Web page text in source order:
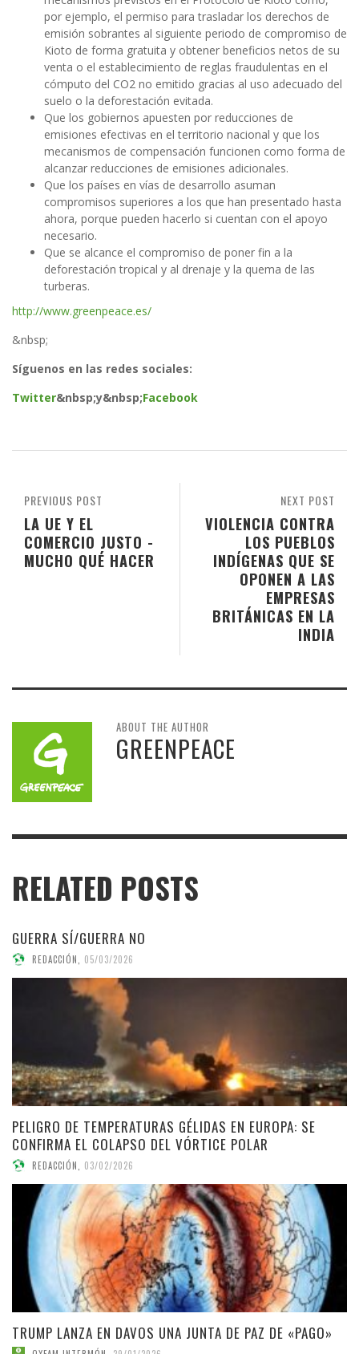
por ejemplo, el permiso para trasladar los derechos de
emisión sobrantes al siguiente periodo de compromiso de
Kioto de forma gratuita y obtener beneficios netos de su
venta o el establecimiento de reglas fraudulentas en el
cómputo del CO2 no emitido gracias al uso adecuado del
suelo o la deforestación evitada.
Que los gobiernos apuesten por reducciones de
emisiones efectivas en el territorio nacional y que los
mecanismos de compensación funcionen como forma de
alcanzar reducciones de emisiones adicionales.
Que los países en vías de desarrollo asuman
compromisos superiores a los que han presentado hasta
ahora, porque pueden hacerlo si cuentan con el apoyo
necesario.
Que se alcance el compromiso de poner fin a la
deforestación tropical y al drenaje y la quema de las
turberas.
http://www.greenpeace.es/
&nbsp;
Síguenos en las redes sociales:
Twitter&nbsp;y&nbsp;Facebook
NEXT POST
VIOLENCIA CONTRA
LOS PUEBLOS
INDÍGENAS QUE SE
OPONEN A LAS
EMPRESAS
BRITÁNICAS EN LA
INDIA
PREVIOUS POST
LA UE Y EL
COMERCIO JUSTO -
MUCHO QUÉ HACER
ABOUT THE AUTHOR
GREENPEACE
RELATED POSTS
GUERRA SÍ/GUERRA NO
REDACCIÓN 05/03/2026
PELIGRO DE TEMPERATURAS GÉLIDAS EN EUROPA: SE
CONFIRMA EL COLAPSO DEL VÓRTICE POLAR
REDACCIÓN 03/02/2026
TRUMP LANZA EN DAVOS UNA JUNTA DE PAZ DE «PAGO»